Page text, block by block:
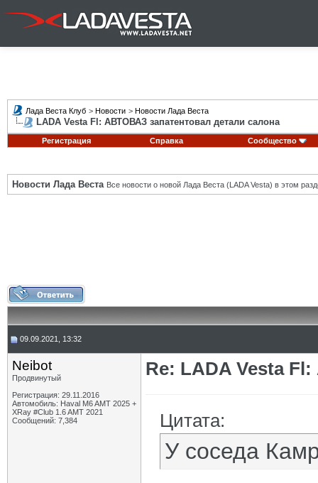
Лада Веста Клуб > Новости > Новости Лада Веста
LADA Vesta Fl: АВТОВАЗ запатентовал детали салона
Регистрация Справка Сообщество
Новости Лада Веста Все новости о новой Лада Веста (LADA Vesta) в этом
09.09.2021, 13:32
Neibot
Продвинутый
Регистрация: 29.11.2016
Автомобиль: Haval M6 AMT 2025 +
XRay #Club 1.6 AMT 2021
Сообщений: 7,384
Re: LADA Vesta
Цитата:
У соседа